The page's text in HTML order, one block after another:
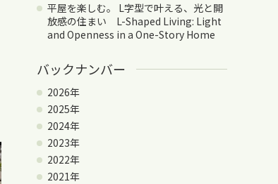
平屋を楽しむ。 L字型で叶える、光と開
放感の住まい L-Shaped Living: Light
and Openness in a One-Story Home
バックナンバー
2026年
2025年
2024年
2023年
2022年
2021年